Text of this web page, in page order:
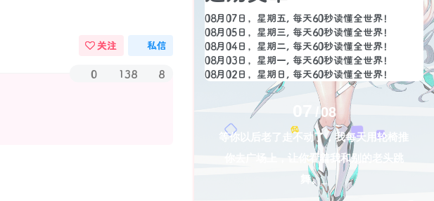
关注 私信
0 138 8
08月07日，星期五, 每天60秒读懂全世界！
08月05日，星期三, 每天60秒读懂全世界！
08月04日，星期二, 每天60秒读懂全世界！
08月03日，星期一, 每天60秒读懂全世界！
08月02日，星期日, 每天60秒读懂全世界！
07 08
等你以后老了走不动了，我每天用轮椅推
你去广场上，让你看着我和别的老头跳
舞。
生活也美好了！
心情也舒畅了！